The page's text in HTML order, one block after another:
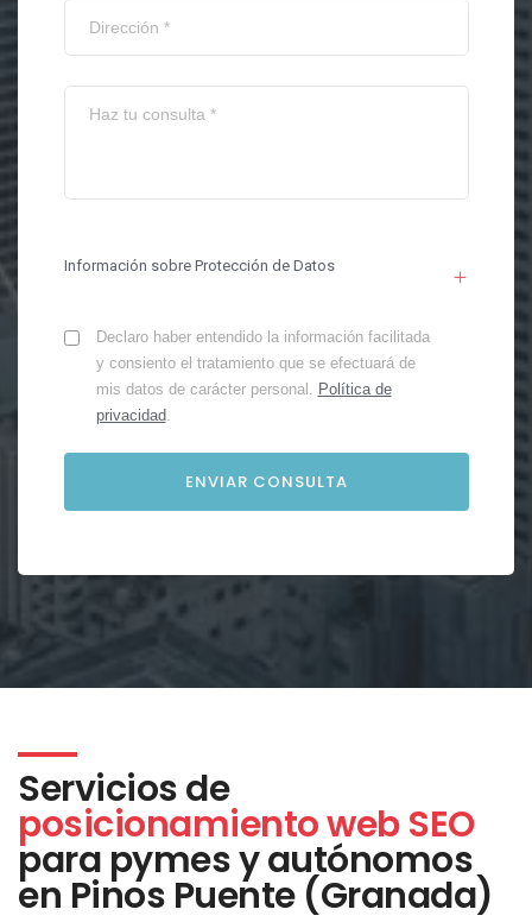
Información sobre Protección de Datos
Declaro haber entendido la información facilitada
y consiento el tratamiento que se efectuará de
mis datos de carácter personal. Política de
privacidad.
Servicios de
posicionamiento web SEO
para pymes y autónomos
en Pinos Puente (Granada)